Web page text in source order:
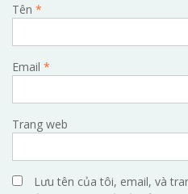
Tên *
Email *
Trang web
Lưu tên của tôi, email, và